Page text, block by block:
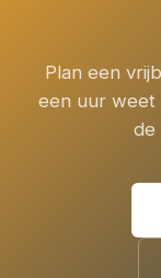
Plan een
een uur
de